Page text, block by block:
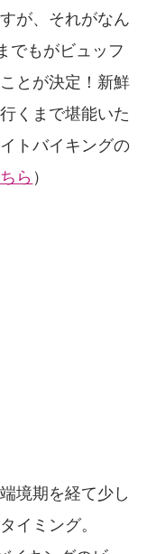
が、それがなん
でもがビュッフ
とが決定！新鮮
くまで堪能いた
トバイキングの
ら ）
境期を経て少し
イミング。